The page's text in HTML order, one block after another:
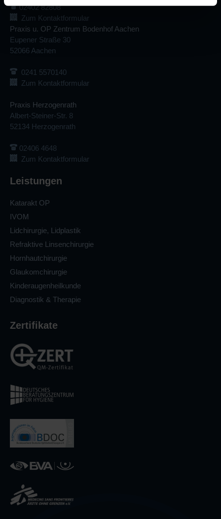
02402 82808
Zum Kontaktformular
Praxis u. OP Zentrum Bodenhof Aachen
Eupener Straße 30
52066 Aachen
0241 5570140
Zum Kontaktformular
Praxis Herzogenrath
Albert-Steiner-Str. 8
52134 Herzogenrath
02406 4648
Zum Kontaktformular
Leistungen
Katarakt OP
IVOM
Lidchirurgie, Lidplastik
Refraktive Linsenchirurgie
Hornhautchirurgie
Glaukomchirurgie
Kinderaugenheilkunde
Diagnostik & Therapie
Zertifikate